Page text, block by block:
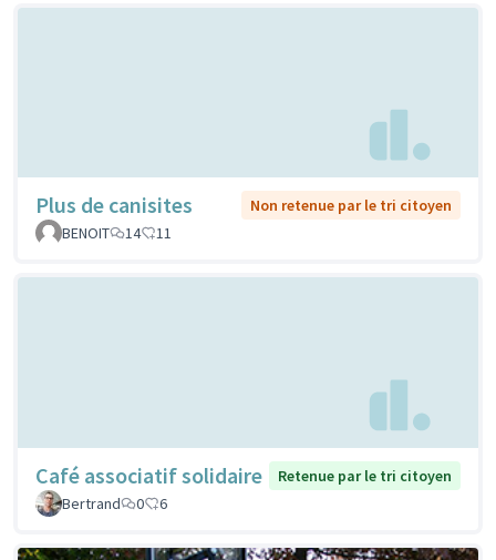
Plus de canisites
Non retenue par le tri citoyen
BENOIT
14 11
Café associatif solidaire
Retenue par le tri citoyen
Bertrand
0 6